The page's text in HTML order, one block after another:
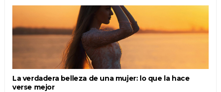
La verdadera belleza de una mujer: lo que la hace
verse mejor